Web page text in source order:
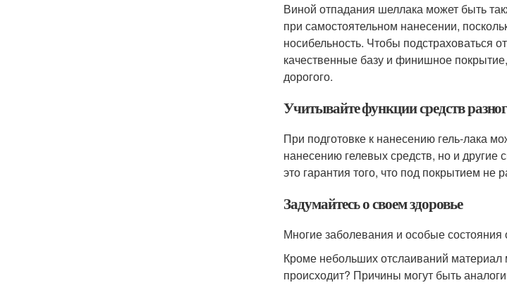
Виной отпадания шеллака может быть
при самостоятельном нанесении,
носибельность. Чтобы подстраховаться
качественные базу и финишное
дорогого.
Учитывайте функции средств
При подготовке к нанесению гель-лака
нанесению гелевых средств, но и
это гарантия того, что под покрытием не
Задумайтесь о своем здоровье
Многие заболевания и особые состояния
Кроме небольших отслаиваний материал
происходит? Причины могут быть